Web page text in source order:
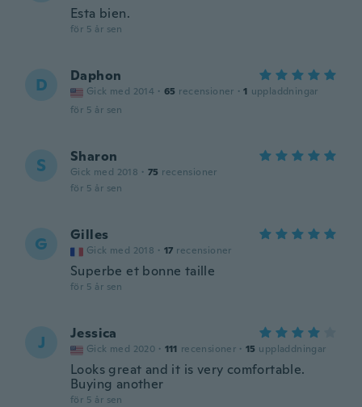
Esta bien.
för 5 år sen
D Daphon
Gick med 2014 · 65 recensioner · 1 uppladdningar
för 5 år sen
S Sharon
Gick med 2018 · 75 recensioner
för 5 år sen
G Gilles
Gick med 2018 · 17 recensioner
Superbe et bonne taille
för 5 år sen
J Jessica
Gick med 2020 · 111 recensioner · 15 uppladdningar
Looks great and it is very comfortable.
Buying another
för 5 år sen